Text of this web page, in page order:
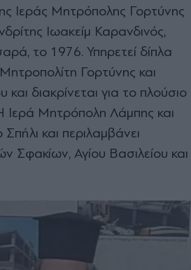
Ιεράς Μητρόπολης Γορτύνης
Ιωακείμ Καρανδινός,
το 1976. Υπηρετεί δίπλα
Γορτύνης και
διακρίνεται για το πλούσιο
Ιερά Μητρόπολη Λάμπης και
και περιλαμβάνει
Σφακίων, Αγίου Βασιλείου και